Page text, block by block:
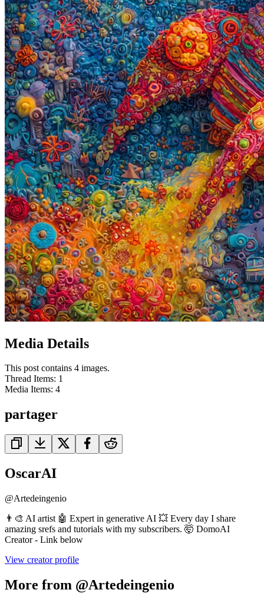
Media Details
This post contains 4 images.
Thread Items: 1
Media Items: 4
partager
OscarAI
@Artedeingenio
👨‍🎨 AI artist 🤖 Expert in generative AI 💥 Every day I share
amazing srefs and tutorials with my subscribers. 🤯 DomoAI
Creator - Link below
View creator profile
More from @Artedeingenio